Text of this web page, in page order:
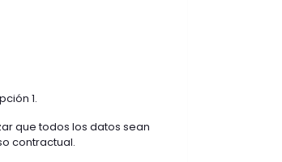
1.
que todos los datos sean
contractual.